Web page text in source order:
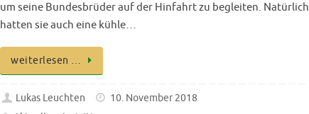
um seine Bundesbrüder auf der Hinfahrt zu begleiten. Natürlich
hatten sie auch eine kühle…
weiterlesen …
Lukas Leuchten
10. November 2018